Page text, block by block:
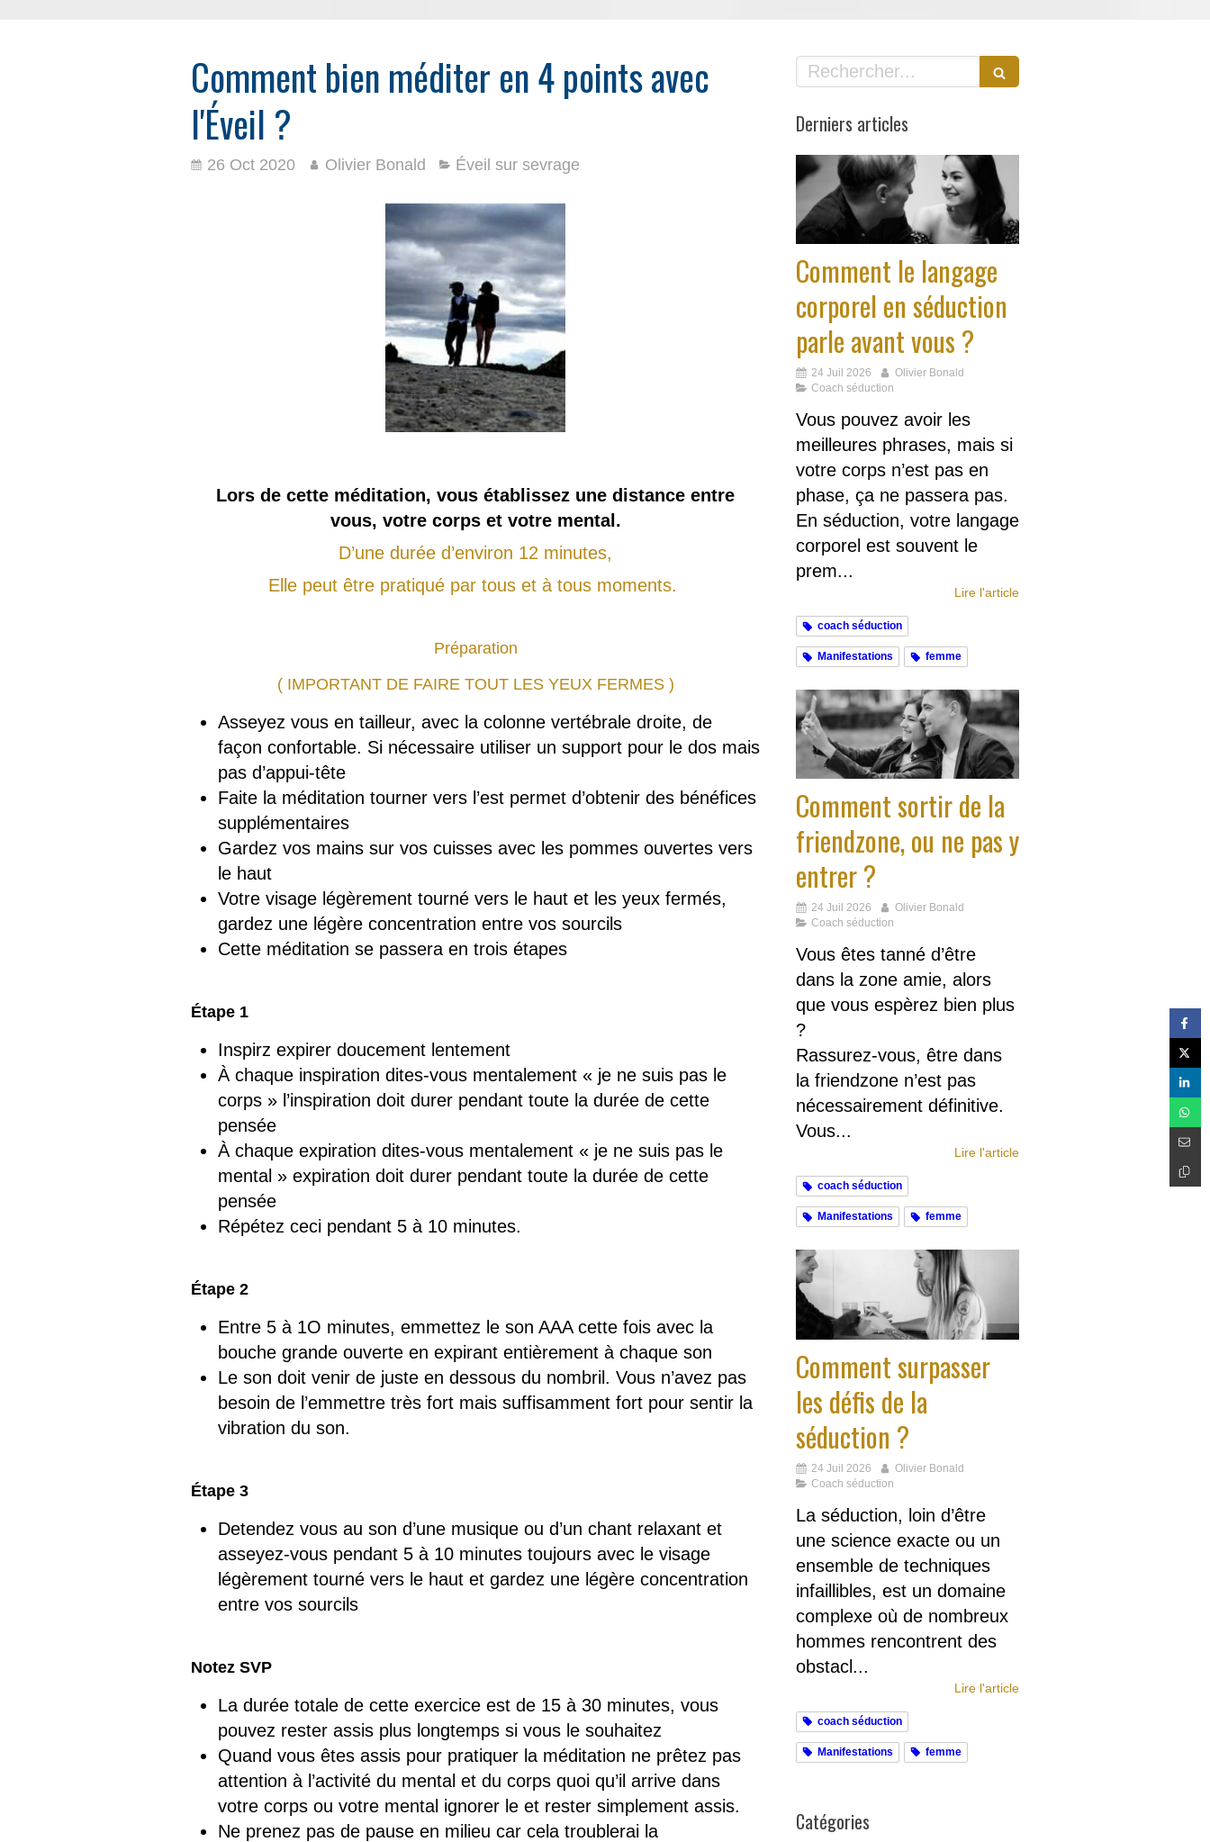
Comment bien méditer en 4 points avec
l'Éveil ?
26 Oct 2020 Olivier Bonald Éveil sur sevrage
Lors de cette méditation, vous établissez une distance entre
vous, votre corps et votre mental.
D’une durée d’environ 12 minutes,
Elle peut être pratiqué par tous et à tous moments.
Préparation
( IMPORTANT DE FAIRE TOUT LES YEUX FERMES )
Asseyez vous en tailleur, avec la colonne vertébrale droite, de
façon confortable. Si nécessaire utiliser un support pour le dos mais
pas d’appui-tête
Faite la méditation tourner vers l’est permet d’obtenir des bénéfices
supplémentaires
Gardez vos mains sur vos cuisses avec les pommes ouvertes vers
le haut
Votre visage légèrement tourné vers le haut et les yeux fermés,
gardez une légère concentration entre vos sourcils
Cette méditation se passera en trois étapes
Étape 1
Inspirz expirer doucement lentement
À chaque inspiration dites-vous mentalement « je ne suis pas le
corps » l’inspiration doit durer pendant toute la durée de cette
pensée
À chaque expiration dites-vous mentalement « je ne suis pas le
mental » expiration doit durer pendant toute la durée de cette
pensée
Répétez ceci pendant 5 à 10 minutes.
Étape 2
Entre 5 à 1O minutes, emmettez le son AAA cette fois avec la
bouche grande ouverte en expirant entièrement à chaque son
Le son doit venir de juste en dessous du nombril. Vous n’avez pas
besoin de l’emmettre très fort mais suffisamment fort pour sentir la
vibration du son.
Étape 3
Detendez vous au son d’une musique ou d’un chant relaxant et
asseyez-vous pendant 5 à 10 minutes toujours avec le visage
légèrement tourné vers le haut et gardez une légère concentration
entre vos sourcils
Notez SVP
La durée totale de cette exercice est de 15 à 30 minutes, vous
pouvez rester assis plus longtemps si vous le souhaitez
Quand vous êtes assis pour pratiquer la méditation ne prêtez pas
attention à l’activité du mental et du corps quoi qu’il arrive dans
votre corps ou votre mental ignorer le et rester simplement assis.
Ne prenez pas de pause en milieu car cela troublerai la
Rechercher
Derniers articles
Comment le langage
corporel en séduction
parle avant vous ?
24 Juil 2026
Olivier Bonald
Coach séduction
Vous pouvez avoir les
meilleures phrases, mais si
votre corps n’est pas en
phase, ça ne passera pas.
En séduction, votre langage
corporel est souvent le
prem...
Lire l'article
coach séduction
Manifestations femme
Comment sortir de la
friendzone, ou ne pas y
entrer ?
24 Juil 2026
Olivier Bonald
Coach séduction
Vous êtes tanné d’être
dans la zone amie, alors
que vous espèrez bien plus
?
Rassurez-vous, être dans
la friendzone n’est pas
nécessairement définitive.
Vous...
Lire l'article
coach séduction
Manifestations femme
Comment surpasser
les défis de la
séduction ?
24 Juil 2026
Olivier Bonald
Coach séduction
La séduction, loin d’être
une science exacte ou un
ensemble de techniques
infaillibles, est un domaine
complexe où de nombreux
hommes rencontrent des
obstacl...
Lire l'article
coach séduction
Manifestations femme
Catégories